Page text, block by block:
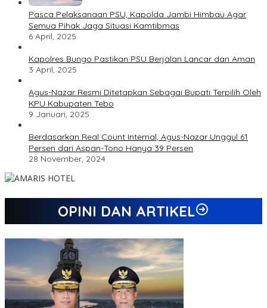
Pasca Pelaksanaan PSU, Kapolda Jambi Himbau Agar
Semua Pihak Jaga Situasi Kamtibmas
6 April, 2025
Kapolres Bungo Pastikan PSU Berjalan Lancar dan Aman
3 April, 2025
Agus-Nazar Resmi Ditetapkan Sebagai Bupati Terpilih Oleh
KPU Kabupaten Tebo
9 Januari, 2025
Berdasarkan Real Count Internal, Agus-Nazar Unggul 61
Persen dari Aspan-Tono Hanya 39 Persen
28 November, 2024
OPINI DAN ARTIKEL